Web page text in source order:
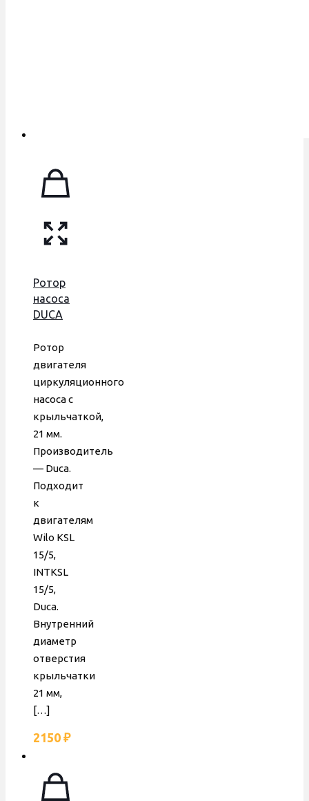
Ротор
насоса
DUCA
15/5-3,
82 Вт, D
внутр.
35 мм
Ротор
двигателя
циркуляционного
насоса с
крыльчаткой,
21 мм.
Производитель
— Duca.
Подходит
к
двигателям
Wilo KSL
15/5,
INTKSL
15/5,
Duca.
Внутренний
диаметр
отверстия
крыльчатки
21 мм,
[…]
2150 ₽